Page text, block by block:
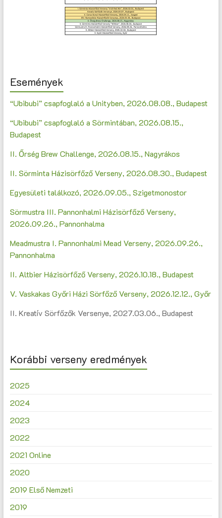
Események
“Ubibubi” csapfoglaló a Unityben, 2026.08.08., Budapest
“Ubibubi” csapfoglaló a Sörmintában, 2026.08.15.,
Budapest
II. Őrség Brew Challenge, 2026.08.15., Nagyrákos
II. Sörminta Házisörfőző Verseny, 2026.08.30., Budapest
Egyesületi találkozó, 2026.09.05., Szigetmonostor
Sörmustra III. Pannonhalmi Házisörfőző Verseny,
2026.09.26., Pannonhalma
Meadmustra I. Pannonhalmi Mead Verseny, 2026.09.26.,
Pannonhalma
II. Altbier Házisörfőző Verseny, 2026.10.18., Budapest
V. Vaskakas Győri Házi Sörfőző Verseny, 2026.12.12., Győr
II. Kreatív Sörfőzők Versenye, 2027.03.06., Budapest
Korábbi verseny eredmények
2025
2024
2023
2022
2021 Online
2020
2019 Első Nemzeti
2019